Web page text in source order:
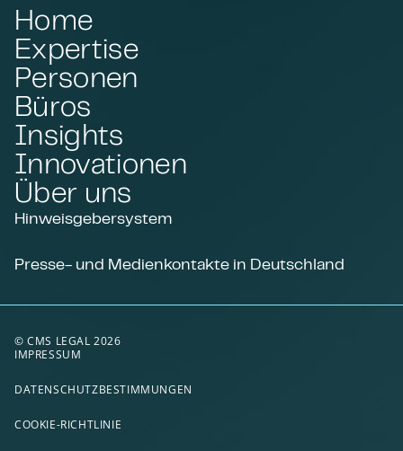
Home
Expertise
Personen
Büros
Insights
Innovationen
Über uns
Hinweisgebersystem
Presse- und Medienkontakte in Deutschland
© CMS LEGAL 2026
IMPRESSUM
DATENSCHUTZBESTIMMUNGEN
COOKIE-RICHTLINIE